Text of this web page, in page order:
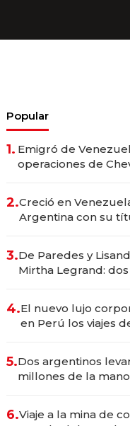
Popular
1. Emigró de
operaciones de
2.Creció en
Argentina con su
marcas "fast
3.De Paredes y
Mirtha Legrand:
4.El nuevo lujo
en Perú los viajes
transformadoras
5.Dos argentinos
millones de la
6.Viaje a la mina de